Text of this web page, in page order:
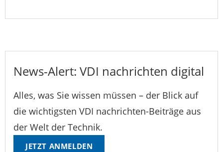
News-Alert: VDI nachrichten digital
Alles, was Sie wissen müssen – der Blick auf
die wichtigsten VDI nachrichten-Beiträge aus
der Welt der Technik.
JETZT ANMELDEN